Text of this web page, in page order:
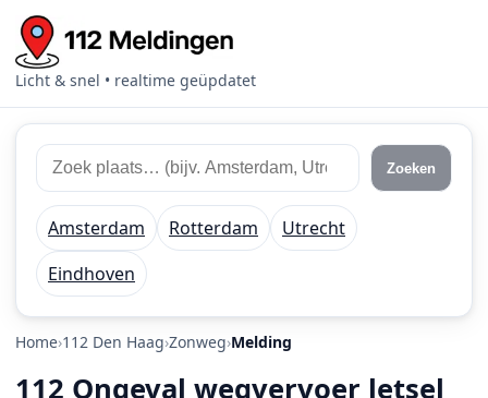
Licht & snel • realtime geüpdatet
Zoek 112 meldingen
Zoek plaats of regio Zoeken
Amsterdam Rotterdam
Utrecht
Eindhoven
Home 112 Den Haag Zonweg Melding
112 Ongeval wegvervoer letsel